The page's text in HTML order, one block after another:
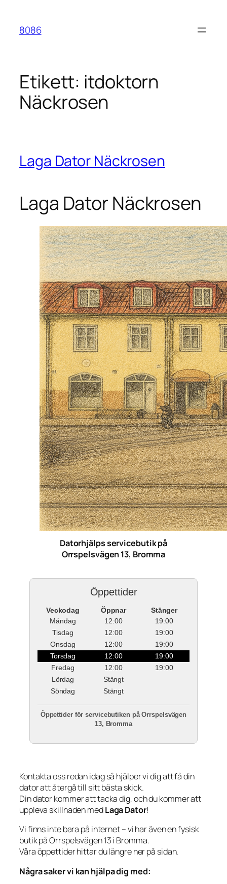
innehåll
8086
Etikett: itdoktorn
Näckrosen
Laga Dator Näckrosen
Laga Dator Näckrosen
Datorhjälps servicebutik på
Orrspelsvägen 13, Bromma
Öppettider
Veckodag Öppnar
Stänger
Måndag
12:00
19:00
Tisdag
12:00
19:00
Onsdag
12:00
19:00
Torsdag
12:00
19:00
Fredag
12:00
19:00
Lördag
Stängt
Söndag
Stängt
Öppettider för servicebutiken på Orrspelsvägen
13, Bromma
Kontakta oss redan idag så hjälper vi dig att få din
dator att återgå till sitt bästa skick.
Din dator kommer att tacka dig, och du kommer att
uppleva skillnaden medLaga Dator!
Vi finns inte bara på internet – vi har även en fysisk
butik på Orrspelsvägen 13 i Bromma.
Våra öppettider hittar du längre ner på sidan.
Några saker vi kan hjälpa dig med: